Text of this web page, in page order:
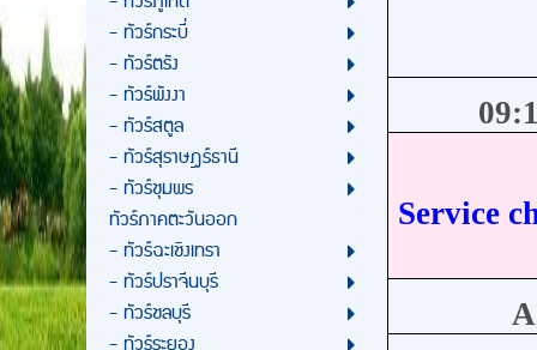
- ทัวร์กระบี่
- ทัวร์ตรัง
- ทัวร์พังงา
- ทัวร์สตูล
- ทัวร์สุราษฎร์ธานี
- ทัวร์ชุมพร
ทัวร์ภาคตะวันออก
- ทัวร์ฉะเชิงเทรา
- ทัวร์ปราจีนบุรี
- ทัวร์ชลบุรี
Service